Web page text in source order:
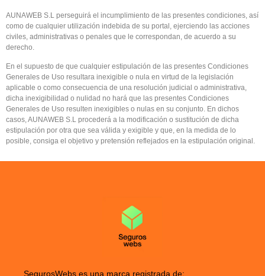
AUNAWEB S.L perseguirá el incumplimiento de las presentes condiciones, así
como de cualquier utilización indebida de su portal, ejerciendo las acciones
civiles, administrativas o penales que le correspondan, de acuerdo a su
derecho.
En el supuesto de que cualquier estipulación de las presentes Condiciones
Generales de Uso resultara inexigible o nula en virtud de la legislación
aplicable o como consecuencia de una resolución judicial o administrativa,
dicha inexigibilidad o nulidad no hará que las presentes Condiciones
Generales de Uso resulten inexigibles o nulas en su conjunto. En dichos
casos, AUNAWEB S.L procederá a la modificación o sustitución de dicha
estipulación por otra que sea válida y exigible y que, en la medida de lo
posible, consiga el objetivo y pretensión reflejados en la estipulación original.
SegurosWebs es una marca registrada de: